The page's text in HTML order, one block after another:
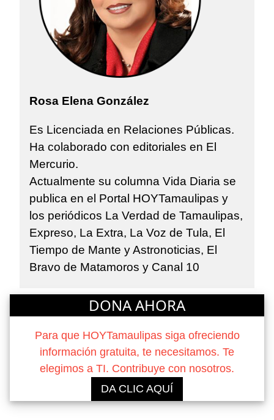
Rosa Elena González
Es Licenciada en Relaciones Públicas.
Ha colaborado con editoriales en El
Mercurio.
Actualmente su columna Vida Diaria se
publica en el Portal HOYTamaulipas y
los periódicos La Verdad de Tamaulipas,
Expreso, La Extra, La Voz de Tula, El
Tiempo de Mante y Astronoticias, El
Bravo de Matamoros y Canal 10
DONA AHORA
Para que HOYTamaulipas siga ofreciendo
información gratuita, te necesitamos. Te
elegimos a TI. Contribuye con nosotros.
DA CLIC AQUÍ